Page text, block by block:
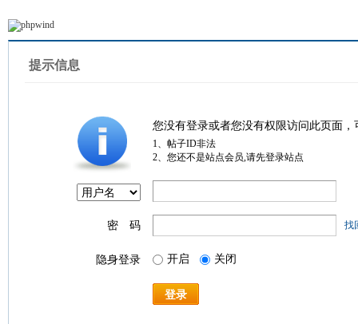
提示信息
您没有登录或者您没有权限访问此页面
1、帖子ID非法
2、您还不是站点会员,请先登录站点
密 码 找
隐身登录 开启 关闭
登录